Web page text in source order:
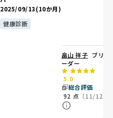
2025/09/13(10か月)
健康診断
畠山 祥子 ブリ
ーダー
5.0
総合評価
92 点 （11/12）